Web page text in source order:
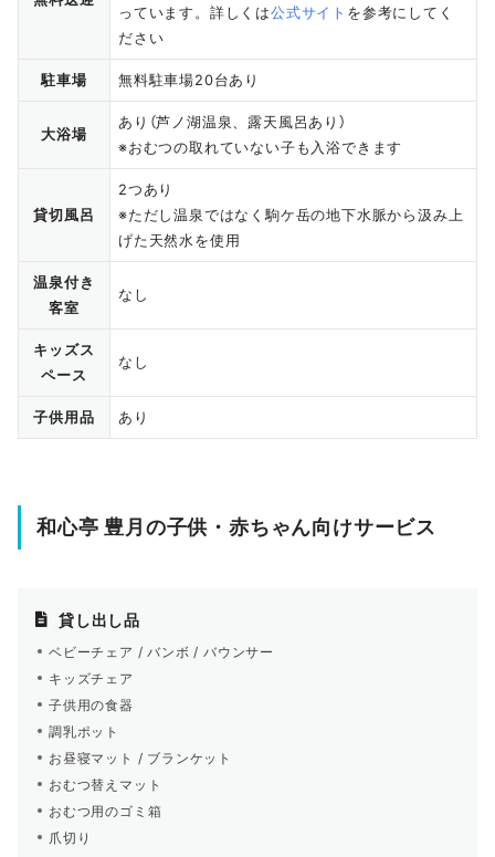
っています。詳しくは公式サイト を参考にしてく
ださい
駐車場 無料駐車場20台あり
大浴場
あり（芦ノ湖温泉、露天風呂あり）
※おむつの取れていない子も入浴できます
貸切風呂
2つあり
※ただし温泉ではなく駒ケ岳の地下水脈から汲み上
げた天然水を使用
温泉付き
客室
なし
キッズス
ペース
なし
子供用品 あり
和心亭 豊月の子供・赤ちゃん向けサービス
貸し出し品
ベビーチェア / バンボ / バウンサー
キッズチェア
子供用の食器
調乳ポット
お昼寝マット / ブランケット
おむつ替えマット
おむつ用のゴミ箱
爪切り